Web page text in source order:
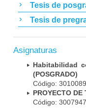
Tesis de
Tesis de
Asignaturas
Habitabilidad
(POSGRADO)
Código:
PROYECTO DE
Código: